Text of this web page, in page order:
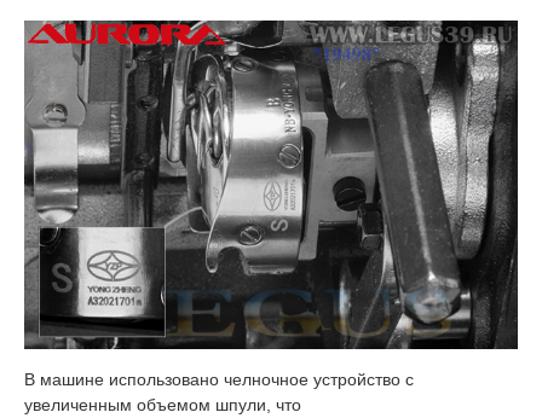
В машине использовано челночное устройство с
увеличенным объемом шпули, что